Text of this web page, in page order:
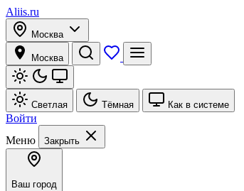
Aliis.ru
Москва
Москва
Светлая Тёмная Как в системе
Войти
Меню
Закрыть
Ваш город